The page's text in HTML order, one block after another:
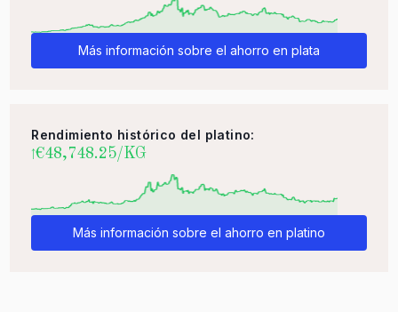
Más información sobre el ahorro en plata
Rendimiento histórico del platino:
↑€48,748.25/KG
Más información sobre el ahorro en platino